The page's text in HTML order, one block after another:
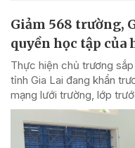
Giảm 568 trường,
quyền học tập của
Thực hiện chủ trương
tỉnh Gia Lai đang khẩn
mạng lưới trường, lớp